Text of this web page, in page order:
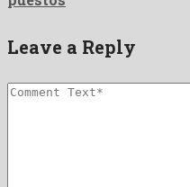
Leave a Reply